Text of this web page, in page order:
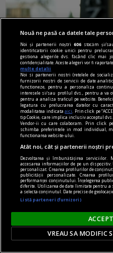
vinuri premium
Vinuri premium -
cunoscători
În lumea vinului,
obișnuit și o
origine, rafinament și
cunoscători, alegerea
băutură, ci la o
și a măiestriei
Nouă ne pasă ca datele tale
Noi și partenerii noștri606 stocăm și/
identificatorii cookie unici pentru
gestiona alegerile dvs. făcând clic mai
confidențialitate. Aceste alegeri vor fi
multe detalii
Noi si partenerii nostri (retelele de
furnizorii nostri de servicii de date
functioneze, pentru a personaliza
interesele si/sau profilul dvs., pentru a va
pentru a analiza traficul pe website.
legatura cu prelucrarea datelor cu
modalitatea indicataaici
. Prin click pe
tip Cookie, care implica inclusiv acceptul
Vendor-ii cu care colaboram. Prin click pe
schimba preferintele in mod individual,
functionarea website-ului.
Atât noi, cât și partenerii noștri
Dezvoltarea și îmbunătățirea serviciilor.
accesarea informațiilor de pe un
personalizat. Crearea profilurilor de
publicității personalizate. Crearea
performanței conținutului. Înțelegerea
diferite. Utilizarea de date limitate pentru
a selecta conținutul. Date precise de
Listă parteneri (furnizori)
VREAU SA MODIFIC